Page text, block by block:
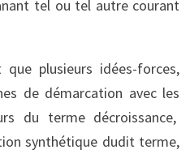
tel ou tel autre courant
plusieurs idées-forces,
de démarcation avec les
du terme décroissance,
synthétique dudit terme,